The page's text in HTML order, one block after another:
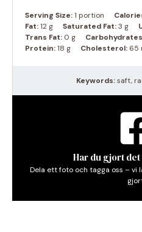
Serving Size:1 portion
Fat:12 g Saturated Fat:3 g
Trans Fat: 0 g
Protein:18 g Cholesterol: 65
Keywords:saft,
Har du gjort
Dela ett foto och tagga oss –